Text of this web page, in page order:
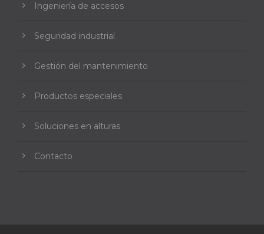
Ingeniería de accesos
Seguridad industrial
Gestión del mantenimiento
Productos especiales
Soluciones en alturas
Contacto